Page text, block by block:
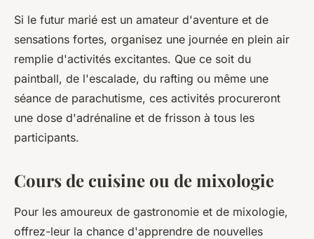
Si le futur marié est un amateur d'aventure et de
sensations fortes, organisez une journée en plein air
remplie d'activités excitantes. Que ce soit du
paintball, de l'escalade, du rafting ou même une
séance de parachutisme, ces activités procureront
une dose d'adrénaline et de frisson à tous les
participants.
Cours de cuisine ou de mixologie
Pour les amoureux de gastronomie et de mixologie,
offrez-leur la chance d'apprendre de nouvelles